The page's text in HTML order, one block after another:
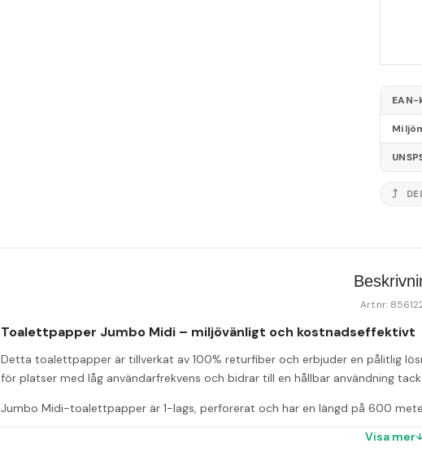
EAN-
Art.nr:
Toalettpapper Jumbo Midi – miljövänligt och kostnadseffektivt
Detta toalettpapper är tillverkat av 100% returfiber och erbjuder en pålitlig
för platser med låg användarfrekvens och bidrar till en hållbar användning
Jumbo Midi-toalettpapper är 1-lags, perforerat och har en längd på 600
Visa mer